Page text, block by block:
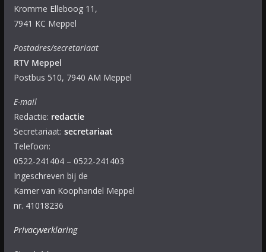
Kromme Elleboog 11,
7941 KC Meppel
Postadres/secretariaat
RTV Meppel
Postbus 510, 7940 AM Meppel
E-mail
Redactie: redactie
Secretariaat: secretariaat
Telefoon:
0522-241404 – 0522-241403
Ingeschreven bij de
Kamer van Koophandel Meppel
nr. 41018236
Privacyverklaring